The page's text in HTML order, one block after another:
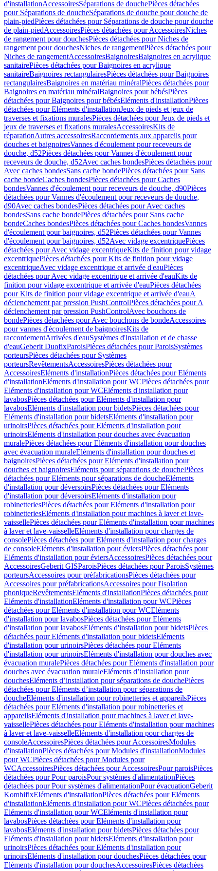
d'installationAccessoiresSéparations de douchePièces détachées
pour Séparations de doucheSéparations de douche pour douche de
plain-piedPièces détachées pour Séparations de douche pour douche
de plain-piedAccessoiresPièces détachées pour AccessoiresNiches
de rangement pour douchesPièces détachées pour Niches de
rangement pour douchesNiches de rangementPièces détachées pour
Niches de rangementAccessoiresBaignoiresBaignoires en acrylique
sanitairePièces détachées pour Baignoires en acrylique
sanitaireBaignoires rectangulairesPièces détachées pour Baignoires
rectangulairesBaignoires en matériau minéralPièces détachées pour
Baignoires en matériau minéralBaignoires pour bébésPièces
détachées pour Baignoires pour bébésEléments d'installationPièces
détachées pour Eléments d'installationJeux de pieds et jeux de
traverses et fixations muralesPièces détachées pour Jeux de pieds et
jeux de traverses et fixations muralesAccessoiresKits de
réparationAutres accessoiresRaccordements aux appareils pour
douches et baignoiresVannes d'écoulement pour receveurs de
douche, d52Pièces détachées pour Vannes d'écoulement pour
receveurs de douche, d52Avec caches bondesPièces détachées pour
Avec caches bondesSans cache bondePièces détachées pour Sans
cache bondeCaches bondesPièces détachées pour Caches
bondesVannes d'écoulement pour receveurs de douche, d90Pièces
détachées pour Vannes d'écoulement pour receveurs de douche,
d90Avec caches bondesPièces détachées pour Avec caches
bondesSans cache bondePièces détachées pour Sans cache
bondeCaches bondesPièces détachées pour Caches bondesVannes
d'écoulement pour baignoires, d52Pièces détachées pour Vannes
d'écoulement pour baignoires, d52Avec vidage excentriquePièces
détachées pour Avec vidage excentriqueKits de finition pour vidage
excentriquePièces détachées pour Kits de finition pour vidage
excentriqueAvec vidage excentrique et arrivée d'eauPièces
détachées pour Avec vidage excentrique et arrivée d'eauKits de
finition pour vidage excentrique et arrivée d'eauPièces détachées
pour Kits de finition pour vidage excentrique et arrivée d'eauA
déclenchement par pression PushControlPièces détachées pour A
déclenchement par pression PushControlAvec bouchons de
bondePièces détachées pour Avec bouchons de bondeAccessoires
pour vannes d'écoulement de baignoiresKits de
raccordementArrivées d'eauSystèmes d'installation et de chasse
d'eauGeberit DuofixParoisPièces détachées pour ParoisSystèmes
porteursPièces détachées pour Systèmes
porteursRevêtementsAccessoiresPièces détachées pour
AccessoiresEléments d'installationPièces détachées pour Eléments
d'installationEléments d'installation pour WCPièces détachées pour
Eléments d'installation pour WCEléments d'installation pour
lavabosPièces détachées pour Eléments d'installation pour
lavabosEléments d'installation pour bidetsPièces détachées pour
Eléments d'installation pour bidetsEléments d'installation pour
urinoirsPièces détachées pour Eléments d'installation pour
urinoirsEléments d'installation pour douches avec évacuation
muralePièces détachées pour Eléments d'installation pour douches
avec évacuation muraleEléments d'installation pour douches et
baignoiresPièces détachées pour Eléments d'installation pour
douches et baignoiresEléments pour séparations de douchePièces
détachées pour Eléments pour séparations de doucheEléments
d'installation pour déversoirsPièces détachées pour Eléments
d'installation pour déversoirsEléments d'installation pour
robinetteriesPièces détachées pour Eléments d'installation pour
robinetteriesEléments d'installation pour machines à laver et lave-
vaissellePièces détachées pour Eléments d'installation pour machines
à laver et lave-vaisselleEléments d'installation pour charges de
consolePièces détachées pour Eléments d'installation pour charges
de consoleEléments d'installation pour éviersPièces détachées pour
Eléments d'installation pour éviersAccessoiresPièces détachées pour
AccessoiresGeberit GISParoisPièces détachées pour ParoisSystèmes
porteursAccessoires pour préfabricationsPièces détachées pour
Accessoires pour préfabricationsAccessoires pour l'isolation
phoniqueRevêtementsEléments d'installationPièces détachées pour
Eléments d'installationEléments d'installation pour WCPièces
détachées pour Eléments d'installation pour WCEléments
d'installation pour lavabosPièces détachées pour Eléments
d'installation pour lavabosEléments d'installation pour bidetsPièces
détachées pour Eléments d'installation pour bidetsEléments
d'installation pour urinoirsPièces détachées pour Eléments
d'installation pour urinoirsEléments d'installation pour douches avec
évacuation muralePièces détachées pour Eléments d'installation pour
douches avec évacuation muraleEléments d’installation pour
douchesEléments d’installation pour séparations de douchePièces
détachées pour Eléments d’installation pour séparations de
doucheEléments d'installation pour robinetteries et appareilsPièces
détachées pour Eléments d'installation pour robinetteries et
appareilsEléments d'installation pour machines à laver et lave-
vaissellePièces détachées pour Eléments d'installation pour machines
à laver et lave-vaisselleEléments d'installation pour charges de
consoleAccessoiresPièces détachées pour AccessoiresModules
d'installationPièces détachées pour Modules d'installationModules
pour WCPièces détachées pour Modules pour
WCAccessoiresPièces détachées pour AccessoiresPour paroisPièces
détachées pour Pour paroisPour systèmes d'alimentationPièces
détachées pour Pour systèmes d'alimentationPour évacuationGeberit
KombifixEléments d'installationPièces détachées pour Eléments
d'installationEléments d'installation pour WCPièces détachées pour
Eléments d'installation pour WCEléments d'installation pour
lavabosPièces détachées pour Eléments d'installation pour
lavabosEléments d'installation pour bidetsPièces détachées pour
Eléments d'installation pour bidetsEléments d'installation pour
urinoirsPièces détachées pour Eléments d'installation pour
urinoirsEléments d'installation pour douchesPièces détachées pour
Eléments d'installation pour douchesAccessoiresPièces détachées